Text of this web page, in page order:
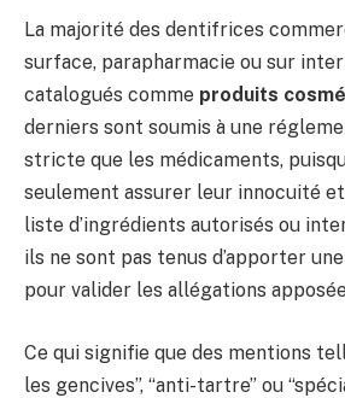
La majorité des dentifrices
surface, parapharmacie ou sur
catalogués comme produits
derniers sont soumis à une
stricte que les médicaments,
seulement assurer leur innocuité
liste d’ingrédients autorisés ou
ils ne sont pas tenus d’apporter
pour valider les allégations
Ce qui signifie que des mentions
les gencives”, “anti-tartre” ou